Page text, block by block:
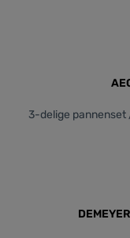
Gas - Elektrisch -
gebruik in de oven
Coating/afwerking
3-delige pannenset